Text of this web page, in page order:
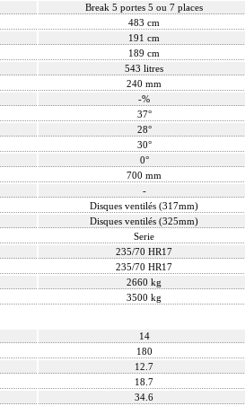
Break 5 portes 5 ou 7 places
483 cm
191 cm
189 cm
543 litres
240 mm
-%
37°
28°
30°
0°
700 mm
-
Disques ventilés (317mm)
Disques ventilés (325mm)
Serie
235/70 HR17
235/70 HR17
2660 kg
3500 kg
14
180
12.7
18.7
34.6